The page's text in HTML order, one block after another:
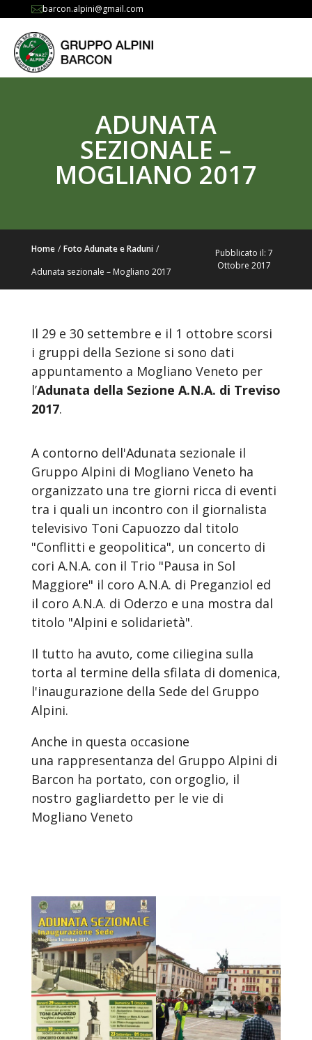
barcon.alpini@gmail.com
ADUNATA
SEZIONALE –
MOGLIANO 2017
Home / Foto Adunate e Raduni /
Adunata sezionale – Mogliano 2017
Pubblicato il: 7
Ottobre 2017
Il 29 e 30 settembre e il 1 ottobre scorsi
i gruppi della Sezione si sono dati
appuntamento a Mogliano Veneto per
l’Adunata della Sezione A.N.A. di Treviso
2017.
A contorno dell'Adunata sezionale il
Gruppo Alpini di Mogliano Veneto ha
organizzato una tre giorni ricca di eventi
tra i quali un incontro con il giornalista
televisivo Toni Capuozzo dal titolo
"Conflitti e geopolitica", un concerto di
cori A.N.A. con il Trio "Pausa in Sol
Maggiore" il coro A.N.A. di Preganziol ed
il coro A.N.A. di Oderzo e una mostra dal
titolo "Alpini e solidarietà".
Il tutto ha avuto, come ciliegina sulla
torta al termine della sfilata di domenica,
l'inaugurazione della Sede del Gruppo
Alpini.
Anche in questa occasione
una rappresentanza del Gruppo Alpini di
Barcon ha portato, con orgoglio, il
nostro gagliardetto per le vie di
Mogliano Veneto